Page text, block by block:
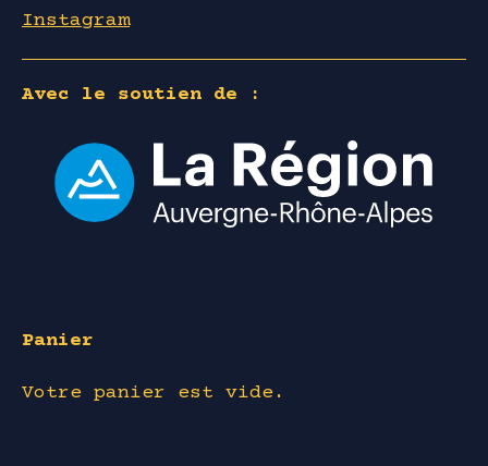
Instagram
Avec le soutien de :
Panier
Votre panier est vide.